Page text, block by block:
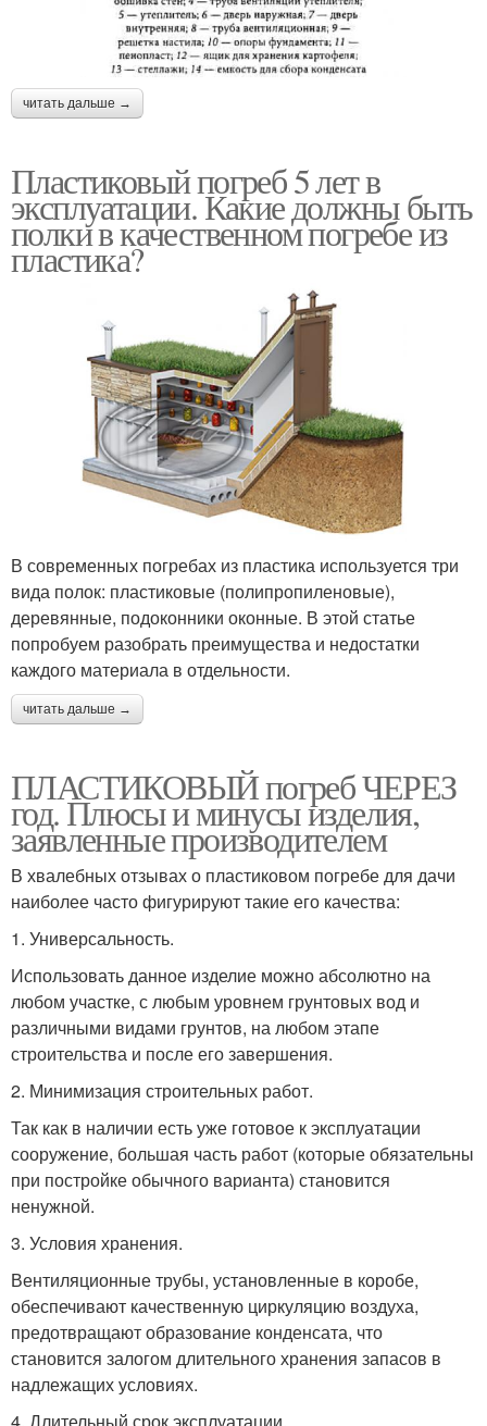
читать дальше →
Пластиковый погреб 5 лет в
эксплуатации. Какие должны быть
полки в качественном погребе из
пластика?
В современных погребах из пластика используется три
вида полок: пластиковые (полипропиленовые),
деревянные, подоконники оконные. В этой статье
попробуем разобрать преимущества и недостатки
каждого материала в отдельности.
читать дальше →
ПЛАСТИКОВЫЙ погреб ЧЕРЕЗ
год. Плюсы и минусы изделия,
заявленные производителем
В хвалебных отзывах о пластиковом погребе для дачи
наиболее часто фигурируют такие его качества:
1. Универсальность.
Использовать данное изделие можно абсолютно на
любом участке, с любым уровнем грунтовых вод и
различными видами грунтов, на любом этапе
строительства и после его завершения.
2. Минимизация строительных работ.
Так как в наличии есть уже готовое к эксплуатации
сооружение, большая часть работ (которые обязательны
при постройке обычного варианта) становится
ненужной.
3. Условия хранения.
Вентиляционные трубы, установленные в коробе,
обеспечивают качественную циркуляцию воздуха,
предотвращают образование конденсата, что
становится залогом длительного хранения запасов в
надлежащих условиях.
4. Длительный срок эксплуатации.